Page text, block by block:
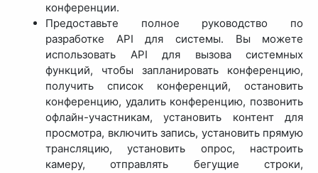
конференции.
Предоставьте полное руководство по
разработке API для системы. Вы можете
использовать API для вызова системных
функций, чтобы запланировать конференцию,
получить список конференций, остановить
конференцию, удалить конференцию, позвонить
офлайн-участникам, установить контент для
просмотра, включить запись, установить прямую
трансляцию, установить опрос, настроить
камеру, отправлять бегущие строки,